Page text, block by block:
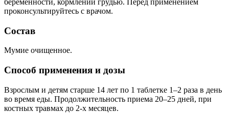
проконсультируйтесь с врачом.
Состав
Мумие очищенное.
Способ применения и дозы
Взрослым и детям старше 14 лет по 1 таблетке 1–2 раза в день
во время еды. Продолжительность приема 20–25 дней, при
костных травмах до 2-х месяцев.